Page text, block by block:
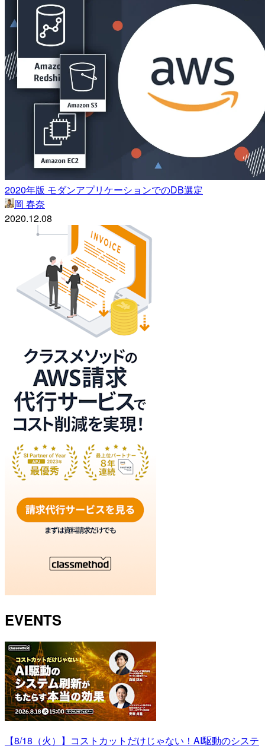
2020年版 モダンアプリケーションでのDB選定
岡 春奈
2020.12.08
EVENTS
【8/18（火）】コストカットだけじゃない！AI駆動のシステ